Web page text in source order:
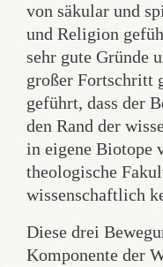
von säkular und
und Religion
sehr gute Gründe
großer Fortschritt
geführt, dass der
den Rand der
in eigene Biotope
theologische
wissenschaftlich
Diese drei
Komponente der